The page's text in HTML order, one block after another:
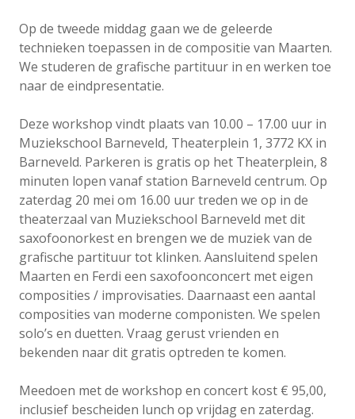
Op de tweede middag gaan we de geleerde
technieken toepassen in de compositie van Maarten.
We studeren de grafische partituur in en werken toe
naar de eindpresentatie.
Deze workshop vindt plaats van 10.00 – 17.00 uur in
Muziekschool Barneveld, Theaterplein 1, 3772 KX in
Barneveld. Parkeren is gratis op het Theaterplein, 8
minuten lopen vanaf station Barneveld centrum. Op
zaterdag 20 mei om 16.00 uur treden we op in de
theaterzaal van Muziekschool Barneveld met dit
saxofoonorkest en brengen we de muziek van de
grafische partituur tot klinken. Aansluitend spelen
Maarten en Ferdi een saxofoonconcert met eigen
composities / improvisaties. Daarnaast een aantal
composities van moderne componisten. We spelen
solo’s en duetten. Vraag gerust vrienden en
bekenden naar dit gratis optreden te komen.
Meedoen met de workshop en concert kost € 95,00,
inclusief bescheiden lunch op vrijdag en zaterdag.